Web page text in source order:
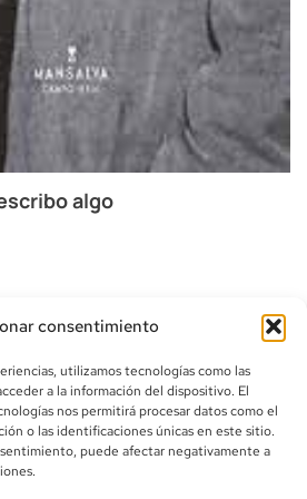
consentimiento
utilizamos tecnologías como las
a la información del dispositivo. El
nos permitirá procesar datos como el
o las identificaciones únicas en este sitio.
puede afectar negativamente a
algo